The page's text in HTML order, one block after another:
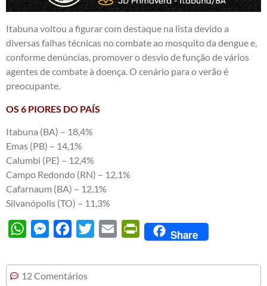
Itabuna voltou a figurar com destaque na lista devido a
diversas falhas técnicas no combate ao mosquito da dengue e,
conforme denúncias, promover o desvio de função de vários
agentes de combate à doença. O cenário para o verão é
preocupante.
OS 6 PIORES DO PAÍS
Itabuna (BA) – 18,4%
Emas (PB) – 14,1%
Calumbi (PE) – 12,4%
Campo Redondo (RN) – 12,1%
Cafarnaum (BA) – 12,1%
Silvanópolis (TO) – 11,3%
WhatsAppMessengerFacebook
Twitter Email PrintFriendly
Share
12 Comentários